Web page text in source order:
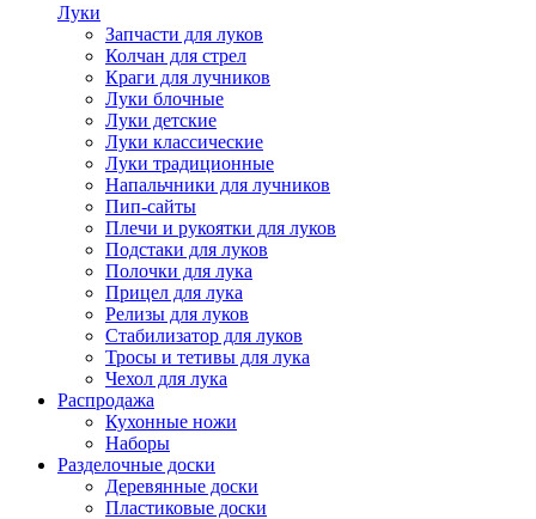
Луки
Запчасти для луков
Колчан для стрел
Краги для лучников
Луки блочные
Луки детские
Луки классические
Луки традиционные
Напальчники для лучников
Пип-сайты
Плечи и рукоятки для луков
Подстаки для луков
Полочки для лука
Прицел для лука
Релизы для луков
Стабилизатор для луков
Тросы и тетивы для лука
Чехол для лука
Распродажа
Кухонные ножи
Наборы
Разделочные доски
Деревянные доски
Пластиковые доски